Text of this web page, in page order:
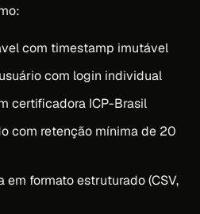
com timestamp imutável
com login individual
certificadora ICP-Brasil
com retenção mínima de 20
formato estruturado (CSV,